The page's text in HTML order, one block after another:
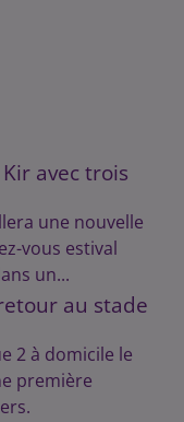
Kir avec trois
une nouvelle
vous estival
un...
au stade
2 à domicile le
première